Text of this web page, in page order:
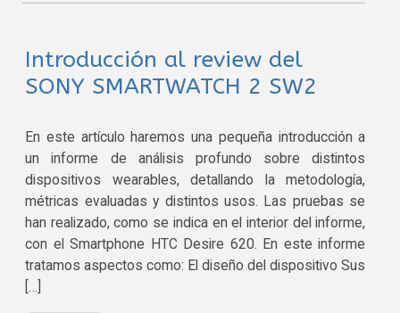
Introducción al review del
SONY SMARTWATCH 2 SW2
En este artículo haremos una pequeña introducción a
un informe de análisis profundo sobre distintos
dispositivos wearables, detallando la metodología,
métricas evaluadas y distintos usos. Las pruebas se
han realizado, como se indica en el interior del informe,
con el Smartphone HTC Desire 620. En este informe
tratamos aspectos como: El diseño del dispositivo Sus
[…]